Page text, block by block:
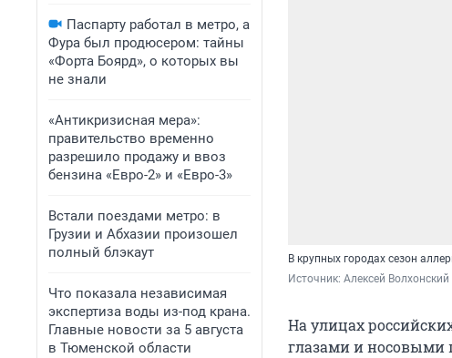
Паспарту работал в метро, а
Фура был продюсером: тайны
«Форта Боярд», о которых вы
не знали
«Антикризисная мера»:
правительство временно
разрешило продажу и ввоз
бензина «Евро-2» и «Евро-3»
Встали поездами метро: в
Грузии и Абхазии произошел
полный блэкаут
Что показала независимая
экспертиза воды из-под крана.
Главные новости за 5 августа
в Тюменской области
В крупных городах сезон
Источник: Алексей Волхонский
На улицах
глазами и носовыми